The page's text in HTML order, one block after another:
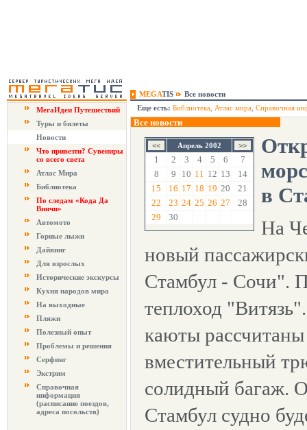
MEGATIS
Все новости
МегаИдеи Путешествий
Туры и билеты
Новости
Что привезти? Сувениры
со всего света
Атлас Мира
Библиотека
По следам «Кода Да
Винчи»
Автомото
Горные лыжи
Дайвинг
Для взрослых
Исторические экскурсы
Кухня народов мира
На выходные
Пляжи
Полезный опыт
Проблемы и решения
Серфинг
Экстрим
Справочная
информация
(расписание поездов,
адреса посольств)
Еще есть: Библиотека Атлас мира Справочная
Все новости
Апрель 2002
1 2 3 4 5 6
7
8
9 10 11 12 13
14
15
16 17 18 19 20
21
22
23 24 25 26 27
28
29
30
в
На
новый
Стамбул - Сочи".
теплоход
каюты
вместительный
солидный багаж.
Стамбул судно